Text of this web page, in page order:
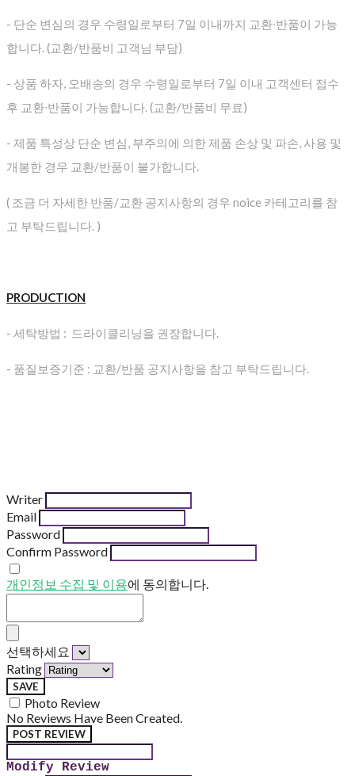
- 단순 변심의 경우 수령일로부터 7일 이내까지 교환∙반품이 가능
합니다. (교환/반품비 고객님 부담)
- 상품 하자, 오배송의 경우 수령일로부터 7일 이내 고객센터 접수
후 교환∙반품이 가능합니다. (교환/반품비 무료)
- 제품 특성상 단순 변심, 부주의에 의한 제품 손상 및 파손, 사용 및
개봉한 경우 교환/반품이 불가합니다.
( 조금 더 자세한 반품/교환 공지사항의 경우 noice 카테고리를 참
고 부탁드립니다. )
PRODUCTION
- 세탁방법 : 드라이클리닝을 권장합니다.
- 품질보증기준 : 교환/반품 공지사항을 참고 부탁드립니다.
Writer
Email
Password
Confirm Password
개인정보 수집 및 이용에 동의합니다.
선택하세요
Rating
SAVE
Photo Review
No Reviews Have Been Created.
POST REVIEW
Modify Review